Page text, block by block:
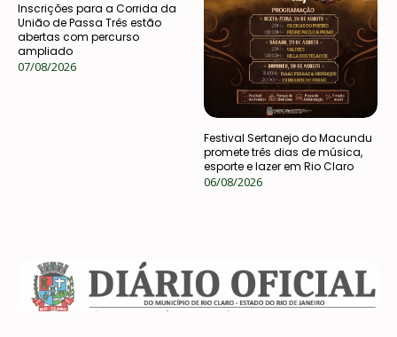
Inscrições para a Corrida da
União de Passa Três estão
abertas com percurso
ampliado
07/08/2026
Festival Sertanejo do Macundu
promete três dias de música,
esporte e lazer em Rio Claro
06/08/2026